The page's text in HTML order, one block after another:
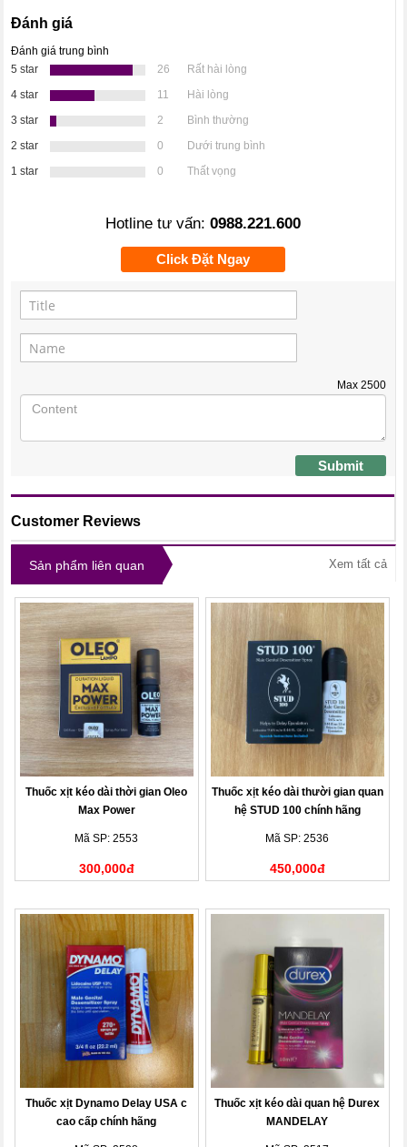
Đánh giá
Đánh giá trung bình
5 star
26
Rất hài lòng
4 star
11
Hài lòng
3 star
2
Bình thường
2 star
0
Dưới trung bình
1 star
0 Thất vọng
Hotline tư vấn: 0988.221.600
Click Đặt Ngay
Max 2500
Submit
Customer Reviews
Sản phẩm liên quan Xem tất cả
Thuốc xịt kéo dài thời gian Oleo
Max Power
Mã SP: 2553
300,000đ
Thuốc xịt kéo dài thười gian quan
hệ STUD 100 chính hãng
Mã SP: 2536
450,000đ
Thuốc xịt Dynamo Delay USA c
cao cấp chính hãng
Thuốc xịt kéo dài quan hệ Durex
MANDELAY